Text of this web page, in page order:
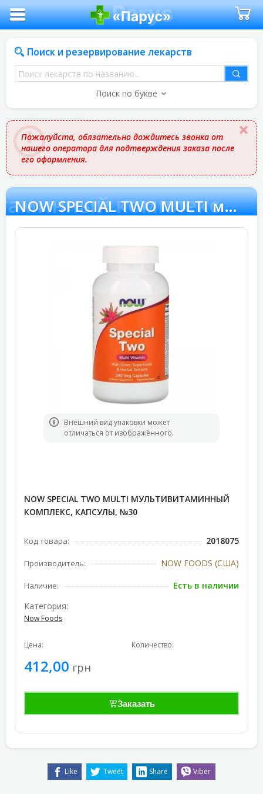
Поиск и резервирование лекарств
Поиск
лекарств
названию
Поиск по букве
Пожалуйста, обязательно дождитесь звонка от
нашего оператора для подтверждения заказа после
его оформления.
комплекс NOW SPECIAL TWO MULTI мультивитаминный комплекс
Bнешний вид упаковки может
отличаться от изображённого.
NOW SPECIAL TWO MULTI МУЛЬТИВИТАМИННЫЙ
КОМПЛЕКС, КАПСУЛЫ, №30
Код товара: 2018075
Производитель: NOW FOODS (США)
Наличие:
Есть в наличии
Категория:
Now Foods
Цена:
412,00 грн
Количество:
Заказать
Like Tweet Share Viber